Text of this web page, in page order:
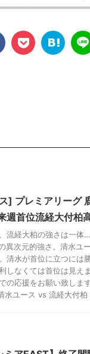
] プレミアリーグ
週首位流経大付柏
流経大柏の強さは一体
異次元的強さ。清水ユ
清水が首位に立つには
しなくては首位は見え
の応援をお願い致しま
水ユース vs 流経大付柏